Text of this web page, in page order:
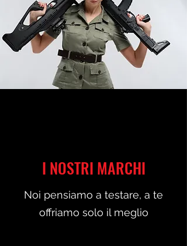
I NOSTRI MARCHI
Noi pensiamo a testare, a te
offriamo solo il meglio